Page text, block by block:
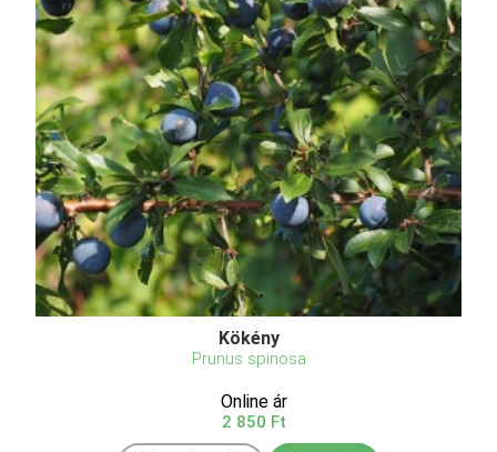
Kökény
Prunus spinosa
Online ár
2 850 Ft